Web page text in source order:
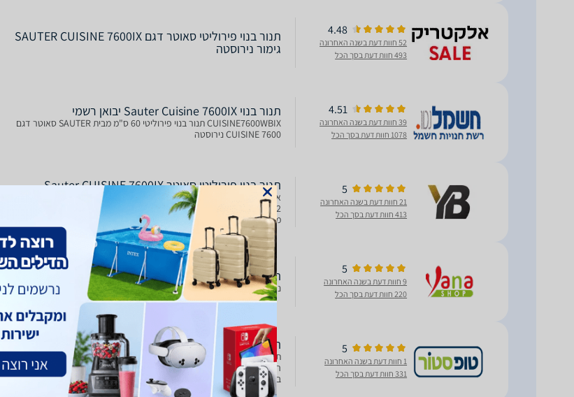
4.48
52 חוות דעת בשנה האחרונה
493 חוות דעת בסך הכל
תנור בנוי פירוליטי סאוטר דגם SAUTER CUISINE 7600IX
גימור נירוסטה
4.51
39 חוות דעת בשנה האחרונה
1078 חוות דעת בסך הכל
תנור בנוי Sauter Cuisine 7600IX יבואן רשמי
CUISINE7600WBIX תנור בנוי פירוליטי 60 ס"מ מבית SAUTER סאוטר דגם
CUISINE 7600 נירוסטה
5
21 חוות דעת בשנה האחרונה
413 חוות דעת בסך הכל
תנור בנוי פירוליטי סאוטר Sauter CUISINE 7600IX
CUISINE 7600IX12 תכניות אפיהדלת בעלת 4 שכבות זכוכיתדלת פנימית בעלת
משטח זכוכית חלק ללא ברגים, המאפשר ניקוי קלמערכת אוורור היקפית, לשמירה
על ארונות המטבחלחצנים דיגיטליים בעלי משטח מגע
5
9 חוות דעת בשנה האחרונה
220 חוות דעת בסך הכל
‏תנור בנוי Sauter Cuisine 7600IX סאוטר
נפח תא האפייה ענק 77 ליטר טווח טמפרטורות: בין 50-280°C ניקוי פירוליטי
5
1 חוות דעת בשנה האחרונה
331 חוות דעת בסך הכל
‏תנור בנוי פירוליטי Sauter CUISINE 7600IX סאוטר
תנור בנוי פירוליטי CUISINE-7600IX - Sauter Chef Edition ניקוי פירוליטי -
התנור שמנקה את עצמו באופן אוטומטי! בלי חומרי ניקוי ובלי מאמץ! ללא צורך
באמצעי בטיחות, כיוון שדלת התנור מצוידת בהגנה מיוחדת בפני כוויות. התנור
מחמם את עצמו ל-480°C, שורף את הלכלוך וה